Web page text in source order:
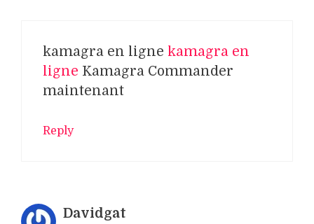
kamagra en ligne kamagra en
ligne Kamagra Commander
maintenant
Reply
Davidgat